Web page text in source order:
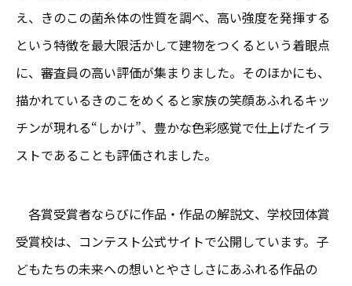
え、きのこの菌糸体の性質を調べ、高い強度を発揮する
という特徴を最大限活かして建物をつくるという着眼点
に、審査員の高い評価が集まりました。そのほかにも、
描かれているきのこをめくると家族の笑顔あふれるキッ
チンが現れる“しかけ”、豊かな色彩感覚で仕上げたイラ
ストであることも評価されました。
各賞受賞者ならびに作品・作品の解説文、学校団体賞
受賞校は、コンテスト公式サイトで公開しています。子
どもたちの未来への想いとやさしさにあふれる作品の